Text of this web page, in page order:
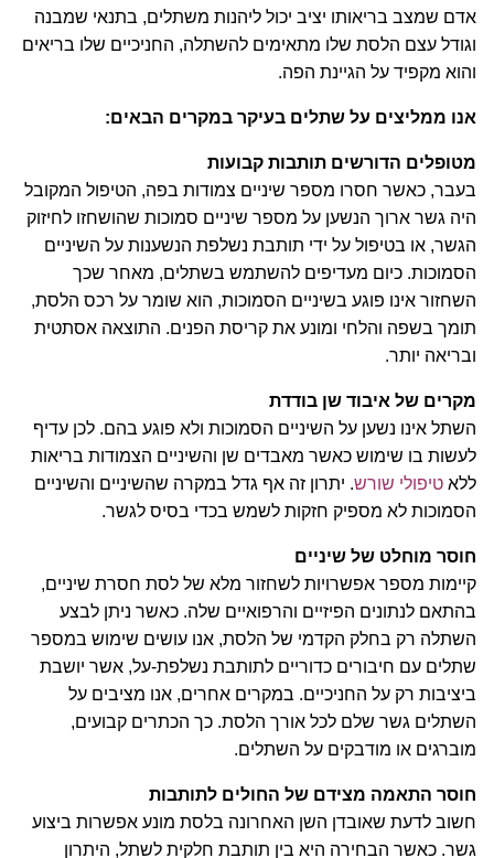
אדם שמצב בריאותו יציב יכול ליהנות משתלים, בתנאי שמבנה
וגודל עצם הלסת שלו מתאימים להשתלה, החניכיים שלו בריאים
והוא מקפיד על הגיינת הפה.
אנו ממליצים על שתלים בעיקר במקרים הבאים:
מטופלים הדורשים תותבות קבועות
בעבר, כאשר חסרו מספר שיניים צמודות בפה, הטיפול המקובל
היה גשר ארוך הנשען על מספר שיניים סמוכות שהושחזו לחיזוק
הגשר, או בטיפול על ידי תותבת נשלפת הנשענות על השיניים
הסמוכות. כיום מעדיפים להשתמש בשתלים, מאחר שכך
השחזור אינו פוגע בשיניים הסמוכות, הוא שומר על רכס הלסת,
תומך בשפה והלחי ומונע את קריסת הפנים. התוצאה אסתטית
ובריאה יותר.
מקרים של איבוד שן בודדת
השתל אינו נשען על השיניים הסמוכות ולא פוגע בהם. לכן עדיף
לעשות בו שימוש כאשר מאבדים שן והשיניים הצמודות בריאות
ללא טיפולי שורש. יתרון זה אף גדל במקרה שהשיניים והשיניים
הסמוכות לא מספיק חזקות לשמש בכדי בסיס לגשר.
חוסר מוחלט של שיניים
קיימות מספר אפשרויות לשחזור מלא של לסת חסרת שיניים,
בהתאם לנתונים הפיזיים והרפואיים שלה. כאשר ניתן לבצע
השתלה רק בחלק הקדמי של הלסת, אנו עושים שימוש במספר
שתלים עם חיבורים כדוריים לתותבת נשלפת-על, אשר יושבת
ביציבות רק על החניכיים. במקרים אחרים, אנו מציבים על
השתלים גשר שלם לכל אורך הלסת. כך הכתרים קבועים,
מוברגים או מודבקים על השתלים.
חוסר התאמה מצידם של החולים לתותבות
חשוב לדעת שאובדן השן האחרונה בלסת מונע אפשרות ביצוע
גשר. כאשר הבחירה היא בין תותבת חלקית לשתל, היתרון